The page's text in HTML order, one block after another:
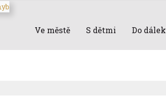
Ve městě S dětmi Do dálek